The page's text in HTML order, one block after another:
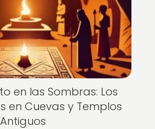
en las Sombras: Los
en Cuevas y Templos
Antiguos